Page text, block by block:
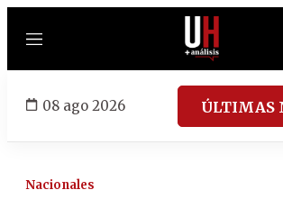
Menú
08 ago 2026 ÚLTIMAS
Nacionales